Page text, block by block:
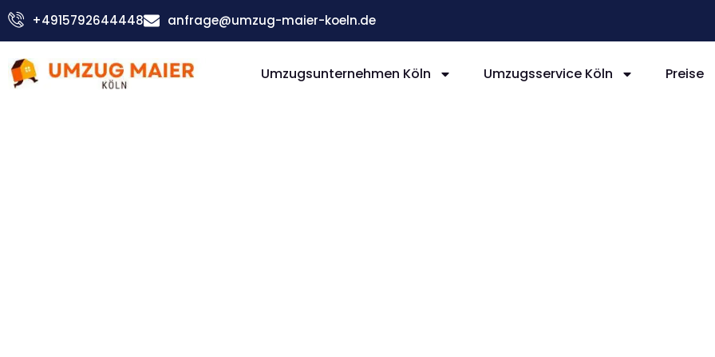
Zum
Inhalt
+4915792644448 anfrage@umzug-maier-koeln.de
Umzugsunternehmen Köln Umzugsservice Köln Preise